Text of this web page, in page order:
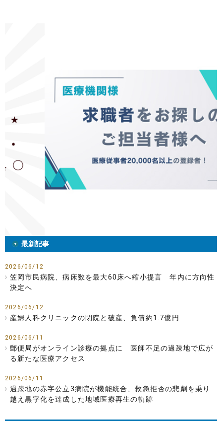
最新記事
2026/06/12
笠岡市民病院、病床数を最大60床へ縮小提言 年内に方向性
決定へ
2026/06/12
産婦人科クリニックの閉院と破産、負債約1.7億円
2026/06/11
郵便局がオンライン診療の拠点に 医師不足の過疎地で広が
る新たな医療アクセス
2026/06/11
過疎地の赤字公立3病院が機能統合、救急拒否の悲劇を乗り
越え黒字化を達成した地域医療再生の軌跡